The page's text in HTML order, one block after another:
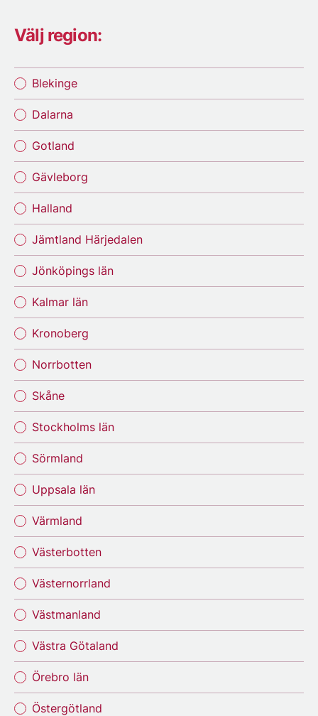
Välj region:
Blekinge
Dalarna
Gotland
Gävleborg
Halland
Jämtland Härjedalen
Jönköpings län
Kalmar län
Kronoberg
Norrbotten
Skåne
Stockholms län
Sörmland
Uppsala län
Värmland
Västerbotten
Västernorrland
Västmanland
Västra Götaland
Örebro län
Östergötland